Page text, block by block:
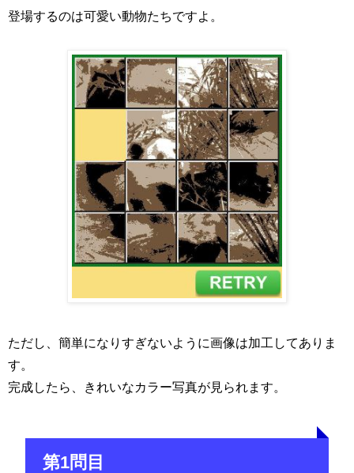
登場するのは可愛い動物たちですよ。
ただし、簡単になりすぎないように画像は加工してありま
す。
完成したら、きれいなカラー写真が見られます。
第1問目